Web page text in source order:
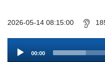
2026-05-14 08:15:00
Player
00:00